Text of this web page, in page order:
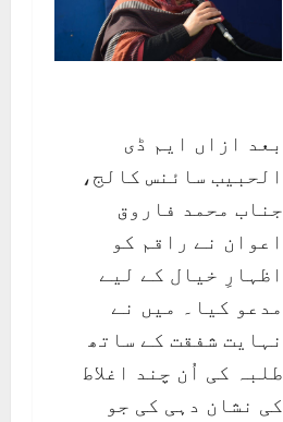
بعد ازاں ایم ڈی
الحبیب سائنس کالج،
جناب محمد فاروق
اعوان نے راقم کو
اظہارِ خیال کے لیے
مدعو کیا۔ میں نے
نہایت شفقت کے ساتھ
طلبہ کی اُن چند اغلاط
کی نشان دہی کی جو